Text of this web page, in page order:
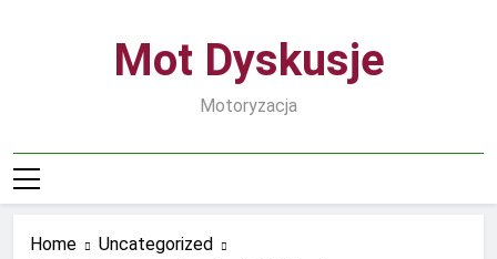
Mot Dyskusje
Motoryzacja
Home
Uncategorized